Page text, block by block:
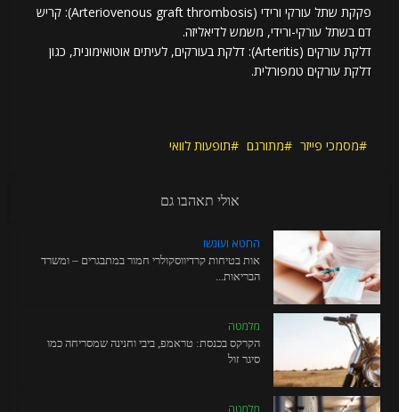
פקקת שתל עורקי ורידי (Arteriovenous graft thrombosis): קריש
דם בשתל עורקי-ורידי, משמש לדיאליזה.
דלקת עורקים (Arteritis): דלקת בעורקים, לעיתים אוטואימונית, כגון
דלקת עורקים טמפורלית.
מסמכי פייזר מתורגם תופעות לוואי
אולי תאהבו גם
החטא ועונשו
אות בטיחות קרדיווסקולרי חמור במתבגרים – ומשרד
הבריאות...
מלמטה
הקרקס בכנסת: טראמפ, ביבי וחנינה שמסריחה כמו
סיגר זול
מלמטה